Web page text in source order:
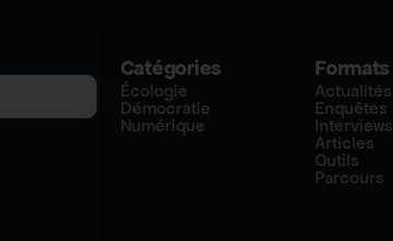
Catégories
Écologie
Démocratie
Numérique
Formats
Actualités
Enquêtes
Interviews
Articles
Outils
Parcours